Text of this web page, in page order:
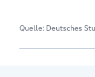
Quelle: Deutsches